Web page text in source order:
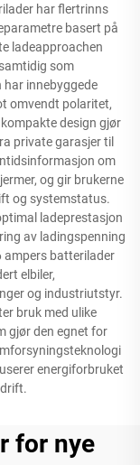
har flertrinns
basert på
ladeapproachen
som
har innebyggede
omvendt polaritet,
design gjør
private garasjer til
om
og gir brukerne
og systemstatus.
ladeprestasjon
av ladingspenning
ampers batterilader
elbiler,
og industriutstyr.
bruk med ulike
gjør den egnet for
energiforbruket
for nye